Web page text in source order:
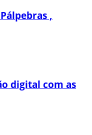
,
digital com as